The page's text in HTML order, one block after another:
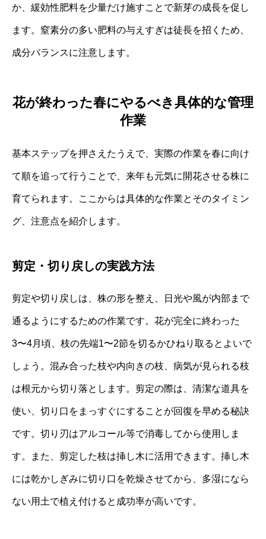
か、緩効性肥料を少量だけ施すことで新芽の成長を促し
ます。窒素分の多い肥料の与えすぎは徒長を招くため、
成分バランスに注意します。
花が終わった春にやるべき具体的な管理
作業
基本ステップを押さえたうえで、実際の作業を春に向け
て順を追って行うことで、来年も元気に開花させる株に
育てられます。ここからは具体的な作業とそのタイミン
グ、注意点を紹介します。
剪定・切り戻しの実践方法
剪定や切り戻しは、株の形を整え、日光や風が内部まで
通るようにするための作業です。花が完全に終わった
3〜4月頃、枝の先端1〜2節を切るかひねり取るとよいで
しょう。混み合った枝や内向きの枝、病気が見られる枝
は根元から切り落とします。剪定の際は、清潔な道具を
使い、切り口をまっすぐにすることが回復を早める秘訣
です。切り刃はアルコール等で消毒してから使用しま
す。また、剪定した枝は挿し木に活用できます。挿し木
には乾かしぎみに切り口を乾燥させてから、多湿になら
ない用土で植え付けると成功率が高いです。